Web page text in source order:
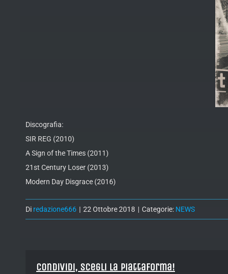
Discografia:
SIR REG (2010)
A Sign of the Times (2011)
21st Century Loser (2013)
Modern Day Disgrace (2016)
Di redazione666 | 22 Ottobre 2018 | Categorie: NEWS
Condividi, Scegli la piattaforma!